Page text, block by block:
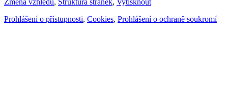
Prohlášení o přístupnosti, Cookies, Prohlášení o ochraně soukromí